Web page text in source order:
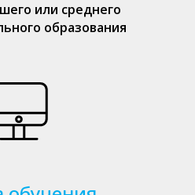
или среднего
образования